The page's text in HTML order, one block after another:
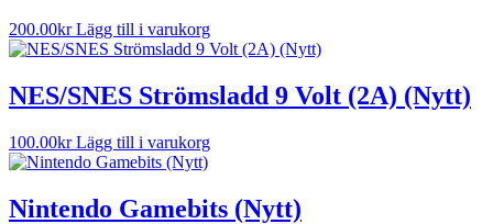
200.00kr Lägg till i varukorg
NES/SNES Strömsladd 9 Volt (2A) (Nytt)
100.00kr Lägg till i varukorg
Nintendo Gamebits (Nytt)